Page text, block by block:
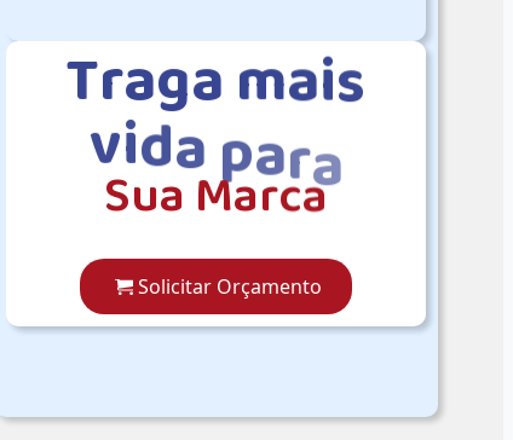
Tragamais
vidapara
SuaMarca
Solicitar Orçamento